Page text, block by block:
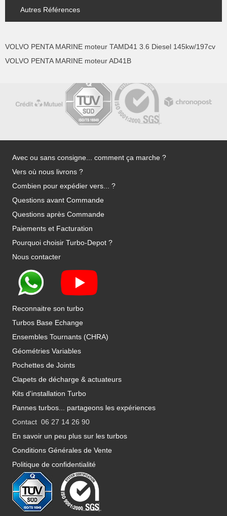
Autres Références
VOLVO PENTA MARINE moteur TAMD41 3.6 Diesel 145kw/197cv
VOLVO PENTA MARINE moteur AD41B
Avec ou sans consigne... comment ça marche ?
Vers où nous livrons ?
Combien pour expédier vers... ?
Questions avant Commande
Questions après Commande
Paiements et Facturation
Pourquoi choisir Turbo-Depot ?
Nous contacter
Reconnaitre son turbo
Turbos Base Echange
Ensembles Tournants (CHRA)
Géométries Variables
Pochettes de Joints
Clapets de décharge & actuateurs
Kits d'installation Turbo
Pannes turbos... partageons les expériences
Contact 06 27 14 26 90
En savoir un peu plus sur les turbos
Conditions Générales de Vente
Politique de confidentialité